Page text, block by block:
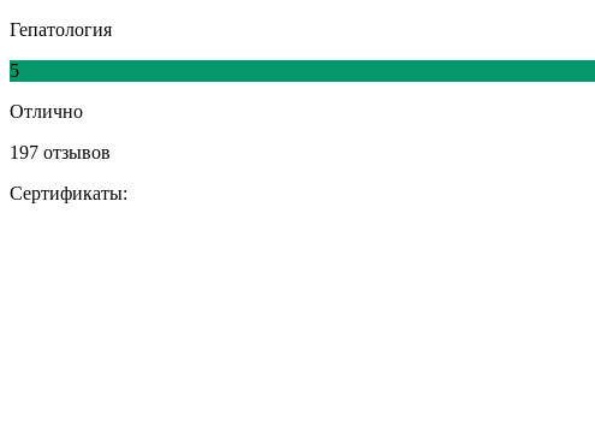
Гепатология
5
Отлично
197 отзывов
Сертификаты: